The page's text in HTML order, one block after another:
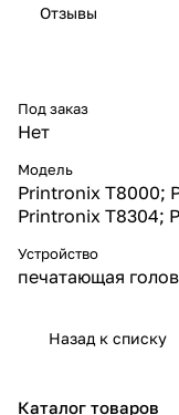
Отзывы
Под заказ
Нет
Модель
Printronix T8000;
Printronix T8304;
Устройство
печатающая
Назад к списку
Каталог товаров